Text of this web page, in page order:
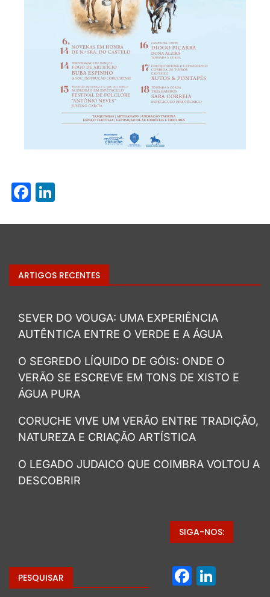
Facebook
ARTIGOS RECENTES
SEVER DO VOUGA: UMA EXPERIÊNCIA
AUTÊNTICA ENTRE O VERDE E A ÁGUA
O SEGREDO LÍQUIDO DE GÓIS: ONDE O
VERÃO SE ESCREVE EM TONS DE XISTO E
ÁGUA PURA
CORUCHE VIVE UM VERÃO ENTRE TRADIÇÃO,
NATUREZA E CRIAÇÃO ARTÍSTICA
O LEGADO JUDAICO QUE COIMBRA VOLTOU A
DESCOBRIR
PESQUISAR
SIGA-NOS: